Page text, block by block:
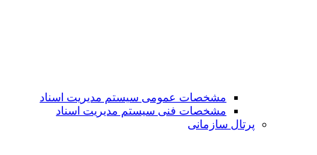
مشخصات عمومی سیستم مدیریت اسناد
مشخصات فنی سیستم مدیریت اسناد
پرتال سازمانی